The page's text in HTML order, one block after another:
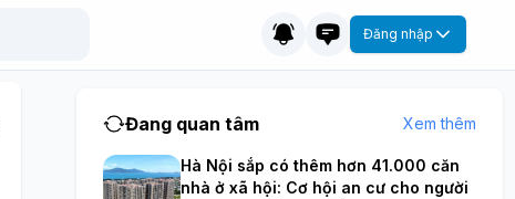
Đăng nhập
Đang quan tâm Xem thêm
Hà Nội sắp có thêm hơn 41.000 căn
nhà ở xã hội: Cơ hội an cư cho người